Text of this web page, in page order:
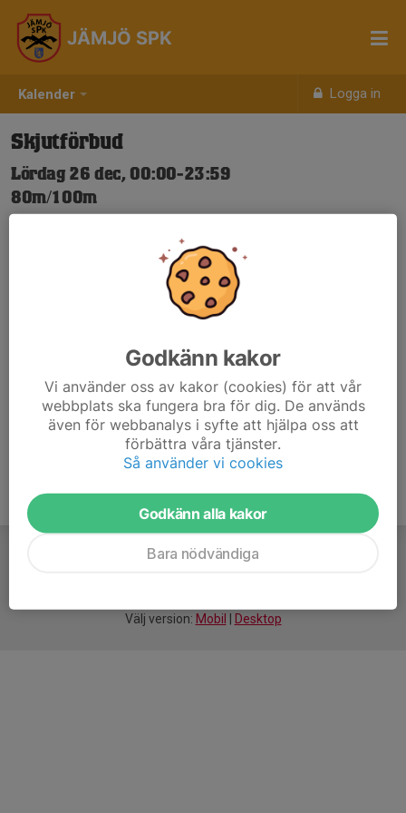
Kalender Logga in
JÄMJÖ SPK
Skjutförbud
Lördag 26 dec, 00:00-23:59
80m/100m
Nya Skjuttider-igen.pdf
Välj version: Mobil Desktop
Godkänn kakor
Vi använder oss av kakor (cookies) för att vår
webbplats ska fungera bra för dig. De används
även för webbanalys i syfte att hjälpa oss att
förbättra våra tjänster.
Så använder vi cookies
Godkänn alla kakor
Bara nödvändiga